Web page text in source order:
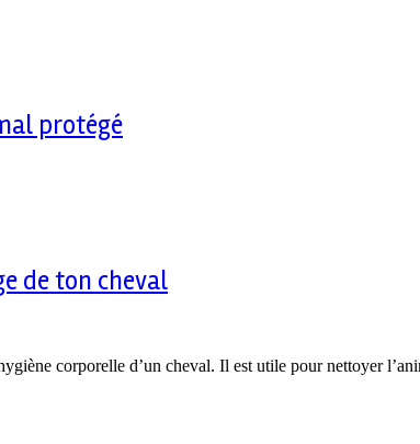
protégé
de ton cheval
corporelle d’un cheval. Il est utile pour nettoyer